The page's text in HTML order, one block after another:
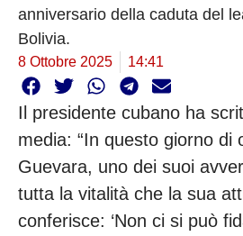
anniversario della caduta del
Bolivia.
8 Ottobre 2025 14:41
Il presidente cubano ha
media: “In questo giorno di
Guevara, uno dei suoi
tutta la vitalità che la sua
conferisce: ‘Non ci si può